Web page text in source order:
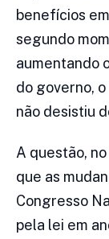
benefícios
segundo
aumentando
do governo,
não desistiu
A questão,
que as
Congresso
pela lei em